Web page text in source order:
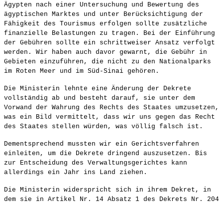
Ägypten nach einer Untersuchung und Bewertung des
ägyptischen Marktes und unter Berücksichtigung der
Fähigkeit des Tourismus erfolgen sollte zusätzliche
finanzielle Belastungen zu tragen. Bei der Einführung
der Gebühren sollte ein schrittweiser Ansatz verfolgt
werden. Wir haben auch davor gewarnt, die Gebühr in
Gebieten einzuführen, die nicht zu den Nationalparks
im Roten Meer und im Süd-Sinai gehören.
Die Ministerin lehnte eine Änderung der Dekrete
vollständig ab und besteht darauf, sie unter dem
Vorwand der Wahrung des Rechts des Staates umzusetzen,
was ein Bild vermittelt, dass wir uns gegen das Recht
des Staates stellen würden, was völlig falsch ist.
Dementsprechend mussten wir ein Gerichtsverfahren
einleiten, um die Dekrete dringend auszusetzen. Bis
zur Entscheidung des Verwaltungsgerichtes kann
allerdings ein Jahr ins Land ziehen.
Die Ministerin widerspricht sich in ihrem Dekret, in
dem sie in Artikel Nr. 14 Absatz 1 des Dekrets Nr. 204